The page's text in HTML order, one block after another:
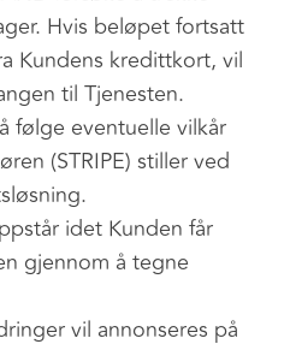
Hvis beløpet fortsatt
Kundens kredittkort, vil
til Tjenesten.
følge eventuelle vilkår
(STRIPE) stiller ved
idet Kunden får
gjennom å tegne
vil annonseres på